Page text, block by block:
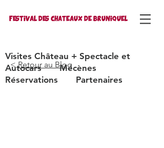
FESTIVAL DES CHATEAUX DE BRUNIQUEL
Visites Château + Spectacle et
Autocars
Mécènes
Réservations
Partenaires
<Retour au Blog